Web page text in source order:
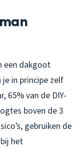
een dakgoot
in principe zelf
65% van de DIY-
boven de 3
gebruiken de
het